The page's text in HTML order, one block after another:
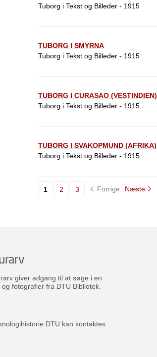
Tuborg i Tekst og Billeder - 1915
TUBORG I SMYRNA
Tuborg i Tekst og Billeder - 1915
TUBORG I CURASAO (VESTINDIEN)
Tuborg i Tekst og Billeder - 1915
TUBORG I SVAKOPMUND (AFRIKA)
Tuborg i Tekst og Billeder - 1915
1 2 3 Forrige Næste
giver adgang til at søge i en
fotografier fra DTU Bibliotek.
DTU kan kontaktes